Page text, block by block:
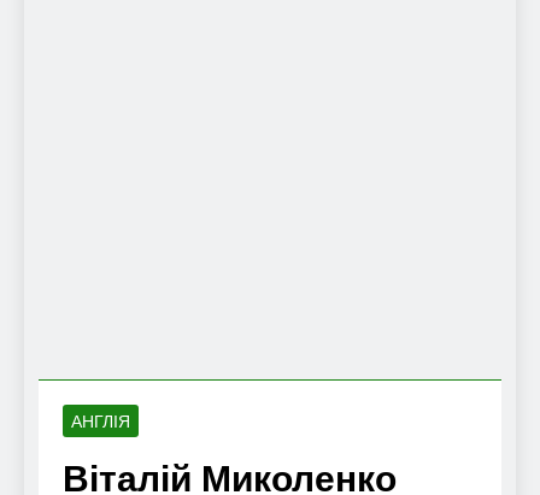
АНГЛІЯ
Віталій Миколенко